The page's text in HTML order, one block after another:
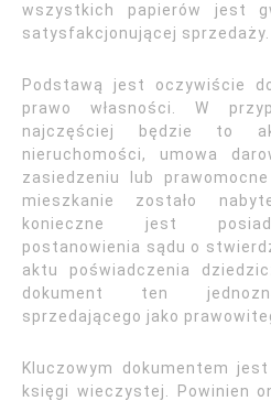
wszystkich papierów jest
satysfakcjonującej sprzedaży.
Podstawą jest oczywiście
prawo własności. W
najczęściej będzie to
nieruchomości, umowa
zasiedzeniu lub
mieszkanie zostało
konieczne jest
postanowienia sądu o
aktu poświadczenia
dokument ten
sprzedającego jako
Kluczowym dokumentem
księgi wieczystej. Powinien